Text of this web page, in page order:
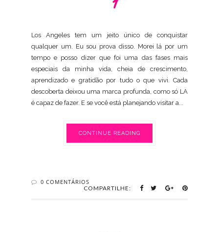
Los Angeles tem um jeito único de conquistar
qualquer um. Eu sou prova disso. Morei lá por um
tempo e posso dizer que foi uma das fases mais
especiais da minha vida, cheia de crescimento,
aprendizado e gratidão por tudo o que vivi. Cada
descoberta deixou uma marca profunda, como só LA
é capaz de fazer. E se você está planejando visitar a...
CONTINUE READING
0 COMENTÁRIOS
COMPARTILHE: